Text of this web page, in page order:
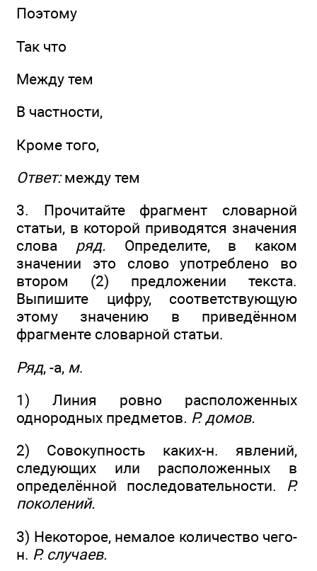
Поэтому
Так что
Между тем
В частности,
Кроме того,
Ответ:между тем
3. Прочитайте фрагмент словарной
статьи, в которой приводятся значения
слова ряд. Определите, в каком
значении это слово употреблено во
втором (2) предложении текста.
Выпишите цифру, соответствующую
этому значению в приведённом
фрагменте словарной статьи.
Ряд, -а, м.
1) Линия ровно расположенных
однородных предметов. Р. домов.
2) Совокупность каких-н. явлений,
следующих или расположенных в
определённой последовательности. Р.
поколений.
3) Некоторое, немалое количество чего-
н. Р. случаев.